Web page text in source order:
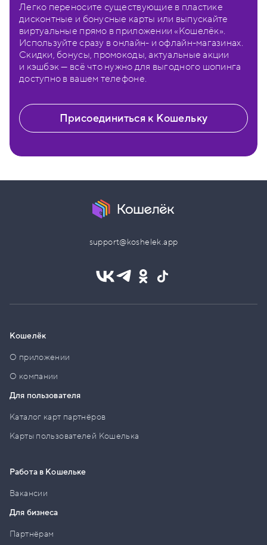
Легко переносите существующие в пластике
дисконтные и бонусные карты или выпускайте
виртуальные прямо в приложении «Кошелёк».
Используйте сразу в онлайн- и офлайн-магазинах.
Скидки, бонусы, промокоды, актуальные акции
и кэшбэк — всё что нужно для выгодного шопинга
доступно в вашем телефоне.
Присоединиться к Кошельку
support@koshelek.app
Кошелёк
О приложении
О компании
Для пользователя
Каталог карт партнёров
Карты пользователей Кошелька
Работа в Кошельке
Вакансии
Для бизнеса
Партнёрам